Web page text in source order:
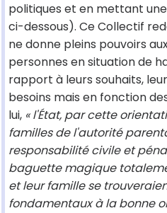
politiques et en mettant
ci-dessous). Ce Collectif
ne donne pleins pouvoirs
personnes en situation de
rapport à leurs souhaits,
besoins mais en fonction
lui, « l'État, par cette
familles de l'autorité
responsabilité civile et
baguette magique
et leur famille se
fondamentaux à la bonne